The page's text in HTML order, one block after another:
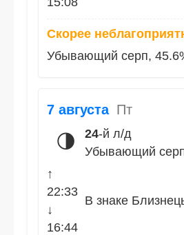
Скорее
Убывающий серп,
7 августа Пт
🌗 24-й л/д
Убывающий
↑
22:33
↓
16:44
В знаке